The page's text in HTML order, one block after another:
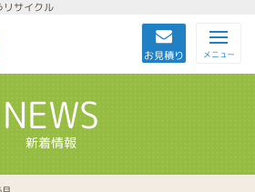
リサイクル
お見積り メニュー
NEWS
新着情報